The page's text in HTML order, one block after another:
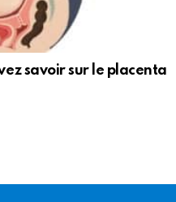
savoir sur le placenta